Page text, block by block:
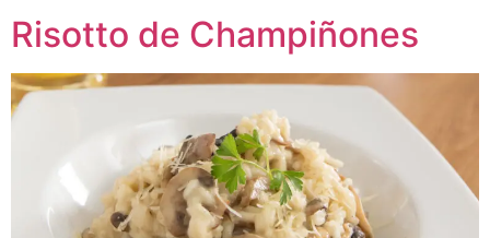
Risotto de Champiñones